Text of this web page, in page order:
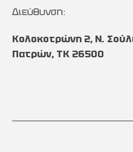
Διεύθυνση:
Κολοκοτρώνη 2, Ν.
Πατρών, TK 26500